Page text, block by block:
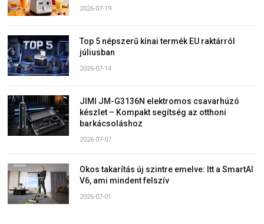
2026-07-19
Top 5 népszerű kínai termék EU raktárról
júliusban
2026-07-14
JIMI JM-G3136N elektromos csavarhúzó
készlet – Kompakt segítség az otthoni
barkácsoláshoz
2026-07-07
Okos takarítás új szintre emelve: Itt a SmartAI
V6, ami mindent felszív
2026-07-01